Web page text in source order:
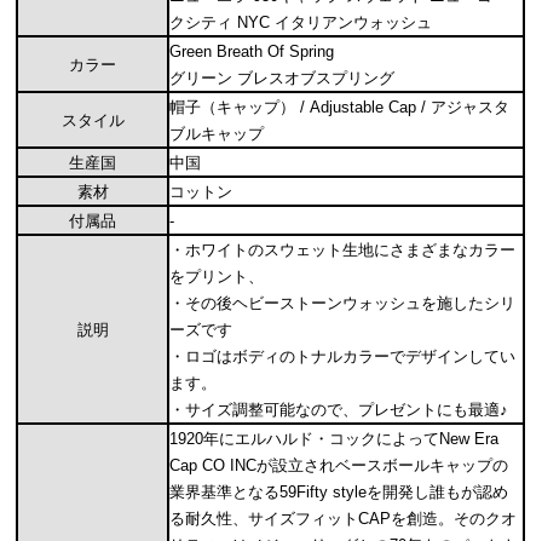
クシティ NYC イタリアンウォッシュ
カラー
Green Breath Of Spring
グリーン ブレスオブスプリング
スタイル
帽子（キャップ） / Adjustable Cap / アジャスタ
ブルキャップ
生産国
中国
素材
コットン
付属品
-
説明
・ホワイトのスウェット生地にさまざまなカラー
をプリント、
・その後ヘビーストーンウォッシュを施したシリ
ーズです
・ロゴはボディのトナルカラーでデザインしてい
ます。
・サイズ調整可能なので、プレゼントにも最適♪
1920年にエルハルド・コックによってNew Era
Cap CO INCが設立されベースボールキャップの
業界基準となる59Fifty styleを開発し誰もが認め
る耐久性、サイズフィットCAPを創造。そのクオ